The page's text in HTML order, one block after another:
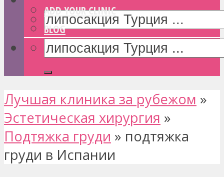
ADD YOUR CLINIC
BLOG
Лучшая клиника за рубежом »
Эстетическая хирургия »
Подтяжка груди » подтяжка
груди в Испании